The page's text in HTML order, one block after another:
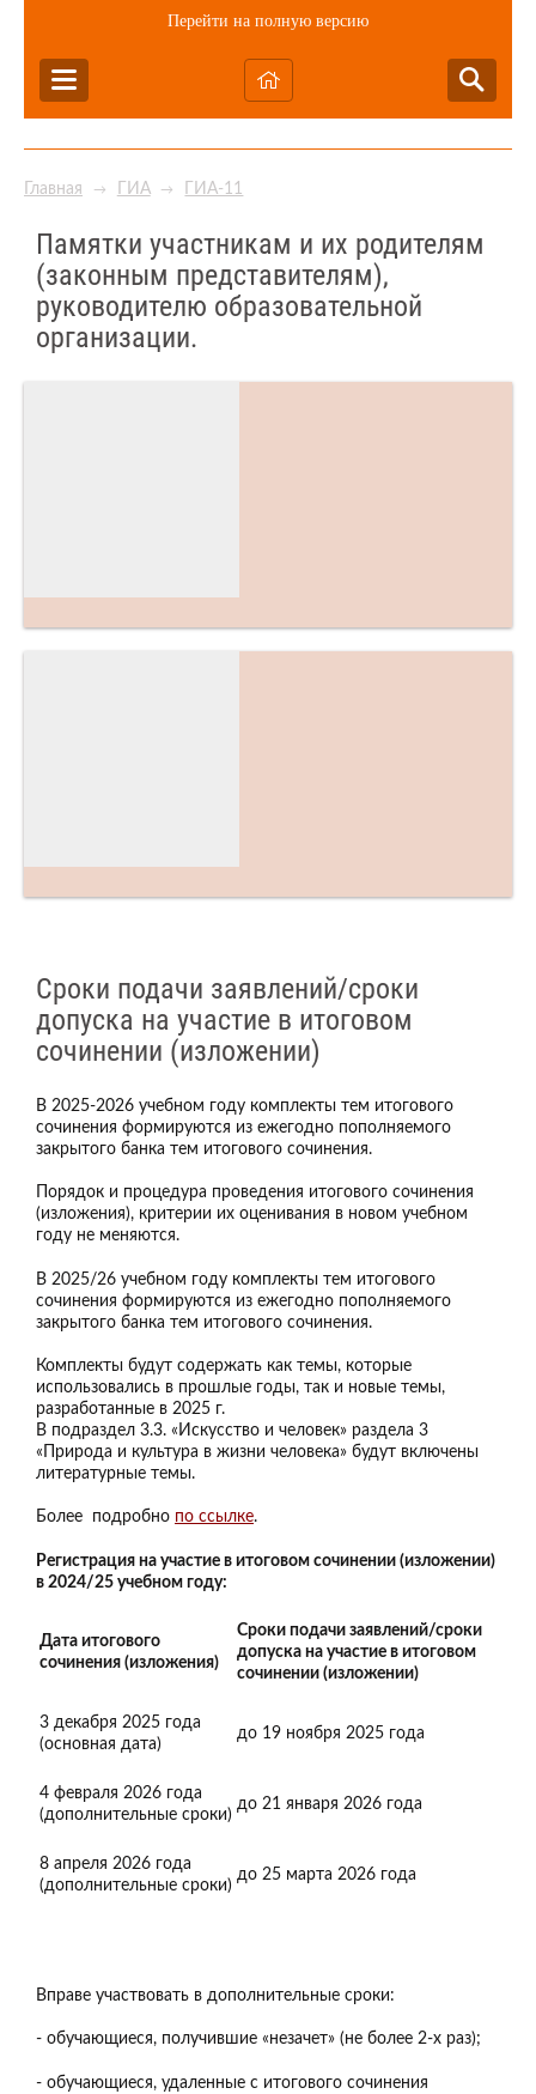
Перейти на полную версию
Главная → ГИА → ГИА-11
Памятки участникам и их родителям
(законным представителям),
руководителю образовательной
организации.
Сроки подачи заявлений/сроки
допуска на участие в итоговом
сочинении (изложении)
В 2025-2026 учебном году комплекты тем итогового
сочинения формируются из ежегодно пополняемого
закрытого банка тем итогового сочинения.
Порядок и процедура проведения итогового сочинения
(изложения), критерии их оценивания в новом учебном
году не меняются.
В 2025/26 учебном году комплекты тем итогового
сочинения формируются из ежегодно пополняемого
закрытого банка тем итогового сочинения.
Комплекты будут содержать как темы, которые
использовались в прошлые годы, так и новые темы,
разработанные в 2025 г.
В подраздел 3.3. «Искусство и человек» раздела 3
«Природа и культура в жизни человека» будут включены
литературные темы.
Более подробно по ссылке.
Регистрация на участие в итоговом сочинении (изложении)
в 2024/25 учебном году:
Дата итогового
сочинения (изложения)
Сроки подачи заявлений/сроки
допуска на участие в итоговом
сочинении (изложении)
3 декабря 2025 года
(основная дата)
до 19 ноября 2025 года
4 февраля 2026 года
(дополнительные сроки)
до 21 января 2026 года
8 апреля 2026 года
(дополнительные сроки)
до 25 марта 2026 года
Вправе участвовать в дополнительные сроки:
- обучающиеся, получившие «незачет» (не более 2-х раз);
- обучающиеся, удаленные с итогового сочинения